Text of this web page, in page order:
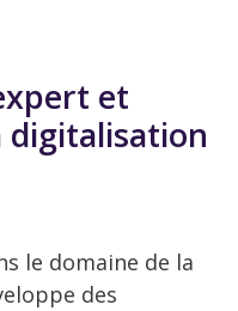
et
digitalisation
le domaine de la
des